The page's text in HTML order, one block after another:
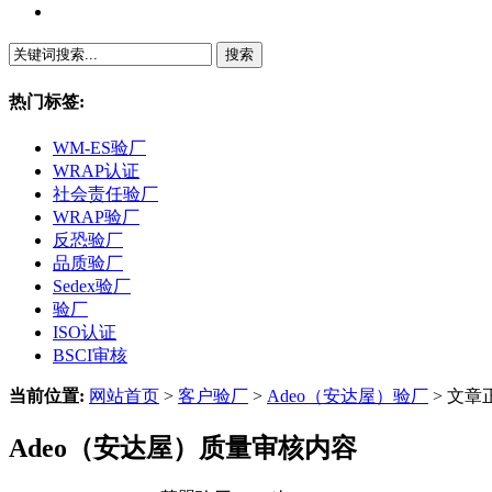
热门标签:
WM-ES验厂
WRAP认证
社会责任验厂
WRAP验厂
反恐验厂
品质验厂
Sedex验厂
验厂
ISO认证
BSCI审核
当前位置: 网站首页 > 客户验厂 > Adeo（安达屋）验厂 > 文章
Adeo（安达屋）质量审核内容